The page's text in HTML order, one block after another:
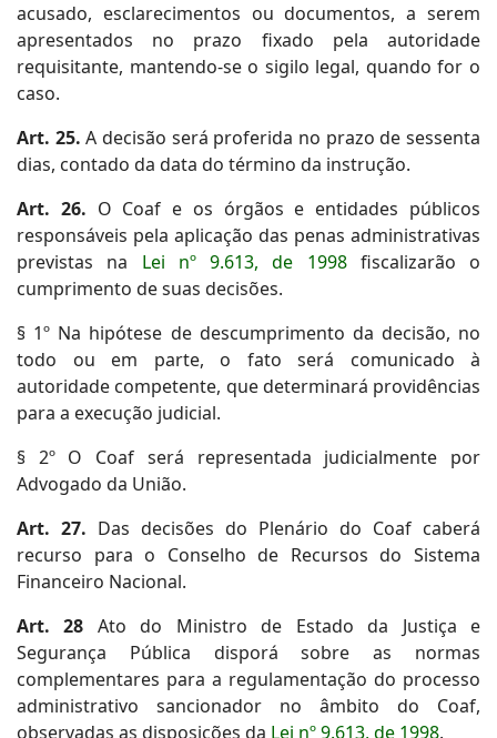
acusado, esclarecimentos ou documentos, a serem
apresentados no prazo fixado pela autoridade
requisitante, mantendo-se o sigilo legal, quando for o
caso.
Art. 25. A decisão será proferida no prazo de sessenta
dias, contado da data do término da instrução.
Art. 26. O Coaf e os órgãos e entidades públicos
responsáveis pela aplicação das penas administrativas
previstas na Lei nº 9.613, de 1998fiscalizarão o
cumprimento de suas decisões.
§ 1º Na hipótese de descumprimento da decisão, no
todo ou em parte, o fato será comunicado à
autoridade competente, que determinará providências
para a execução judicial.
§ 2º O Coaf será representada judicialmente por
Advogado da União.
Art. 27. Das decisões do Plenário do Coaf caberá
recurso para o Conselho de Recursos do Sistema
Financeiro Nacional.
Art. 28 Ato do Ministro de Estado da Justiça e
Segurança Pública disporá sobre as normas
complementares para a regulamentação do processo
administrativo sancionador no âmbito do Coaf,
observadas as disposições da Lei nº 9.613, de 1998.